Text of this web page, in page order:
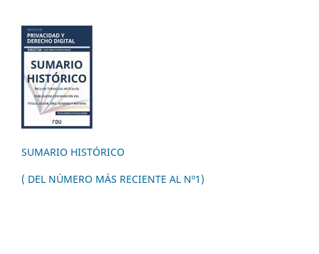
SUMARIO HISTÓRICO
( DEL NÚMERO MÁS RECIENTE AL Nº1)